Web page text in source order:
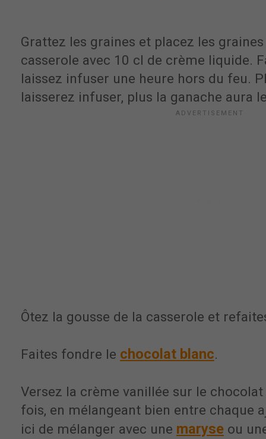
Grattez les graines et placez les
casserole avec 10 cl de crème liquide.
laissez infuser une heure hors du feu.
laisserez infuser, plus la ganache aura
Ôtez la gousse de la casserole et
Faites fondre le chocolat blanc.
Versez la crème vanillée sur le
fois, en mélangeant bien entre chaque
ici de mélanger avec une maryse ou